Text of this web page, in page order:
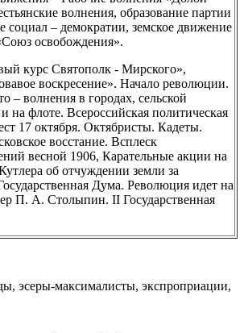
волнения, образование партии
социал – демократии, земское движение
освобождения».
курс Святополк - Мирского»,
воскресение». Начало революции.
– волнения в городах, сельской
на флоте. Всероссийская политическая
17 октября. Октябристы. Кадеты.
восстание. Всплеск
весной 1906, Карательные акции на
об отчуждении земли за
Дума. Революция идет на
П. А. Столыпин. II Государственная
эсеры-максималисты, экспроприации,